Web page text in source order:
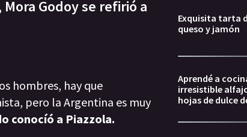
Godoy se refirió a
hombres, hay que
pero la Argentina es muy
conocíó a Piazzola.
Exquisita tarta
queso y jamón
Aprendé a
irresistible
hojas de dulce